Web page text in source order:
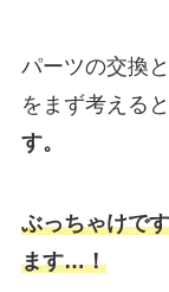
パーツの交換
をまず考える
す。
ぶっちゃけで
ます…！